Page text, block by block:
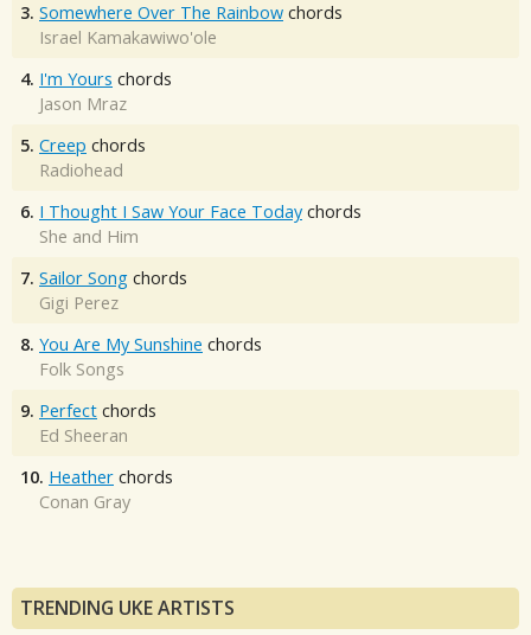
3. Somewhere Over The Rainbow chords
Israel Kamakawiwo'ole
4. I'm Yours chords
Jason Mraz
5. Creep chords
Radiohead
6. I Thought I Saw Your Face Today chords
She and Him
7. Sailor Song chords
Gigi Perez
8. You Are My Sunshine chords
Folk Songs
9. Perfect chords
Ed Sheeran
10. Heather chords
Conan Gray
TRENDING UKE ARTISTS